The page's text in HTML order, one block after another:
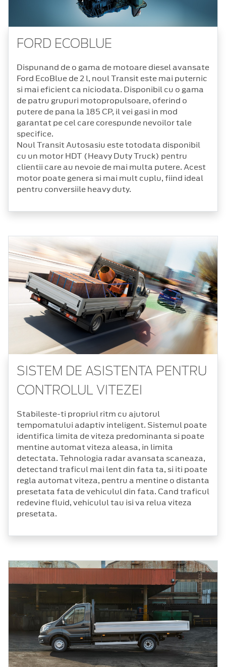
FORD ECOBLUE
Dispunand de o gama de motoare diesel avansate
Ford EcoBlue de 2 l, noul Transit este mai puternic
si mai eficient ca niciodata. Disponibil cu o gama
de patru grupuri motopropulsoare, oferind o
putere de pana la 185 CP, il vei gasi in mod
garantat pe cel care corespunde nevoilor tale
specifice.
Noul Transit Autosasiu este totodata disponibil
cu un motor HDT (Heavy Duty Truck) pentru
clientii care au nevoie de mai multa putere. Acest
motor poate genera si mai mult cuplu, fiind ideal
pentru conversiile heavy duty.
SISTEM DE ASISTENTA PENTRU
CONTROLUL VITEZEI
Stabileste-ti propriul ritm cu ajutorul
tempomatului adaptiv inteligent. Sistemul poate
identifica limita de viteza predominanta si poate
mentine automat viteza aleasa, in limita
detectata. Tehnologia radar avansata scaneaza,
detectand traficul mai lent din fata ta, si iti poate
regla automat viteza, pentru a mentine o distanta
presetata fata de vehiculul din fata. Cand traficul
redevine fluid, vehiculul tau isi va relua viteza
presetata.